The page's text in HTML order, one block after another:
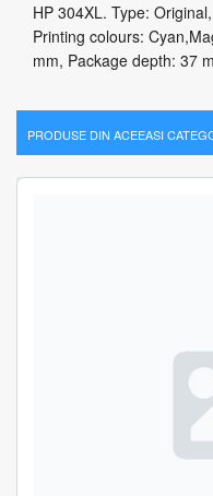
HP 304XL. Type:
Printing colours:
mm, Package depth: 37
PRODUSE DIN ACEEASI